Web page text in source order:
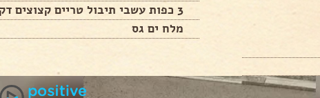
3 כפות עשבי תיבול טריים קצוצים דק
מלח ים גס